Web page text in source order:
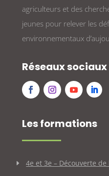
agriculteurs et des
jeunes pour relever les
environnementaux
Réseaux sociaux
Les formations
4e et 3e – Découverte